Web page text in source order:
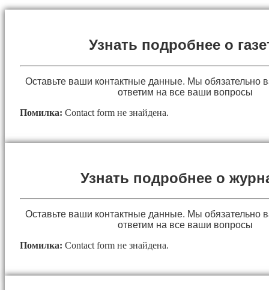
Узнать подробнее о
Оставьте ваши контактные данные. Мы обязательно
ответим на все ваши вопросы
Помилка: Contact form не знайдена.
Узнать подробнее о
Оставьте ваши контактные данные. Мы обязательно
ответим на все ваши вопросы
Помилка: Contact form не знайдена.